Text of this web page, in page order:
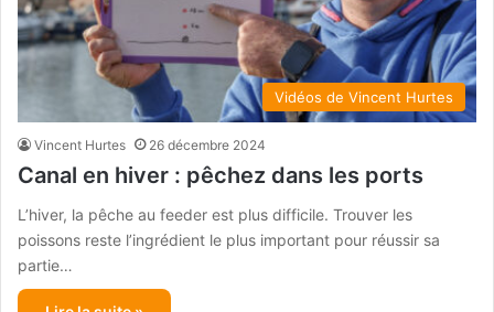
Vidéos de Vincent Hurtes
Vincent Hurtes 26 décembre 2024
Canal en hiver : pêchez dans les ports
L’hiver, la pêche au feeder est plus difficile. Trouver les
poissons reste l’ingrédient le plus important pour réussir sa
partie…